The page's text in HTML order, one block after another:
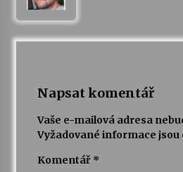
Napsat komentář
Vaše e-mailová adresa
Vyžadované informace jsou
Komentář *